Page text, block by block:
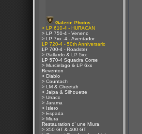
Galerie Photos :
> LP 610-4 - HURACAN
> LP 750-4 - Veneno
> LP 7xx -4 - Aventador
LP 720-4 - 50th Anniversario
LP 700-4 - Roadster
> Gallardo & LP 5xx
LP 570-4 Squadra Corse
> Murcielago & LP 6xx
Reventon
> Diablo
> Countach
> LM & Cheetah
> Jalpa & Silhouette
> Urraco
> Jarama
> Islero
> Espada
> Miura
Restauration d' une Miura
> 350 GT & 400 GT